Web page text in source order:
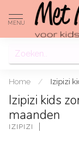
MENU
Home / Izipizi
Izipizi kids
maanden
IZIPIZI